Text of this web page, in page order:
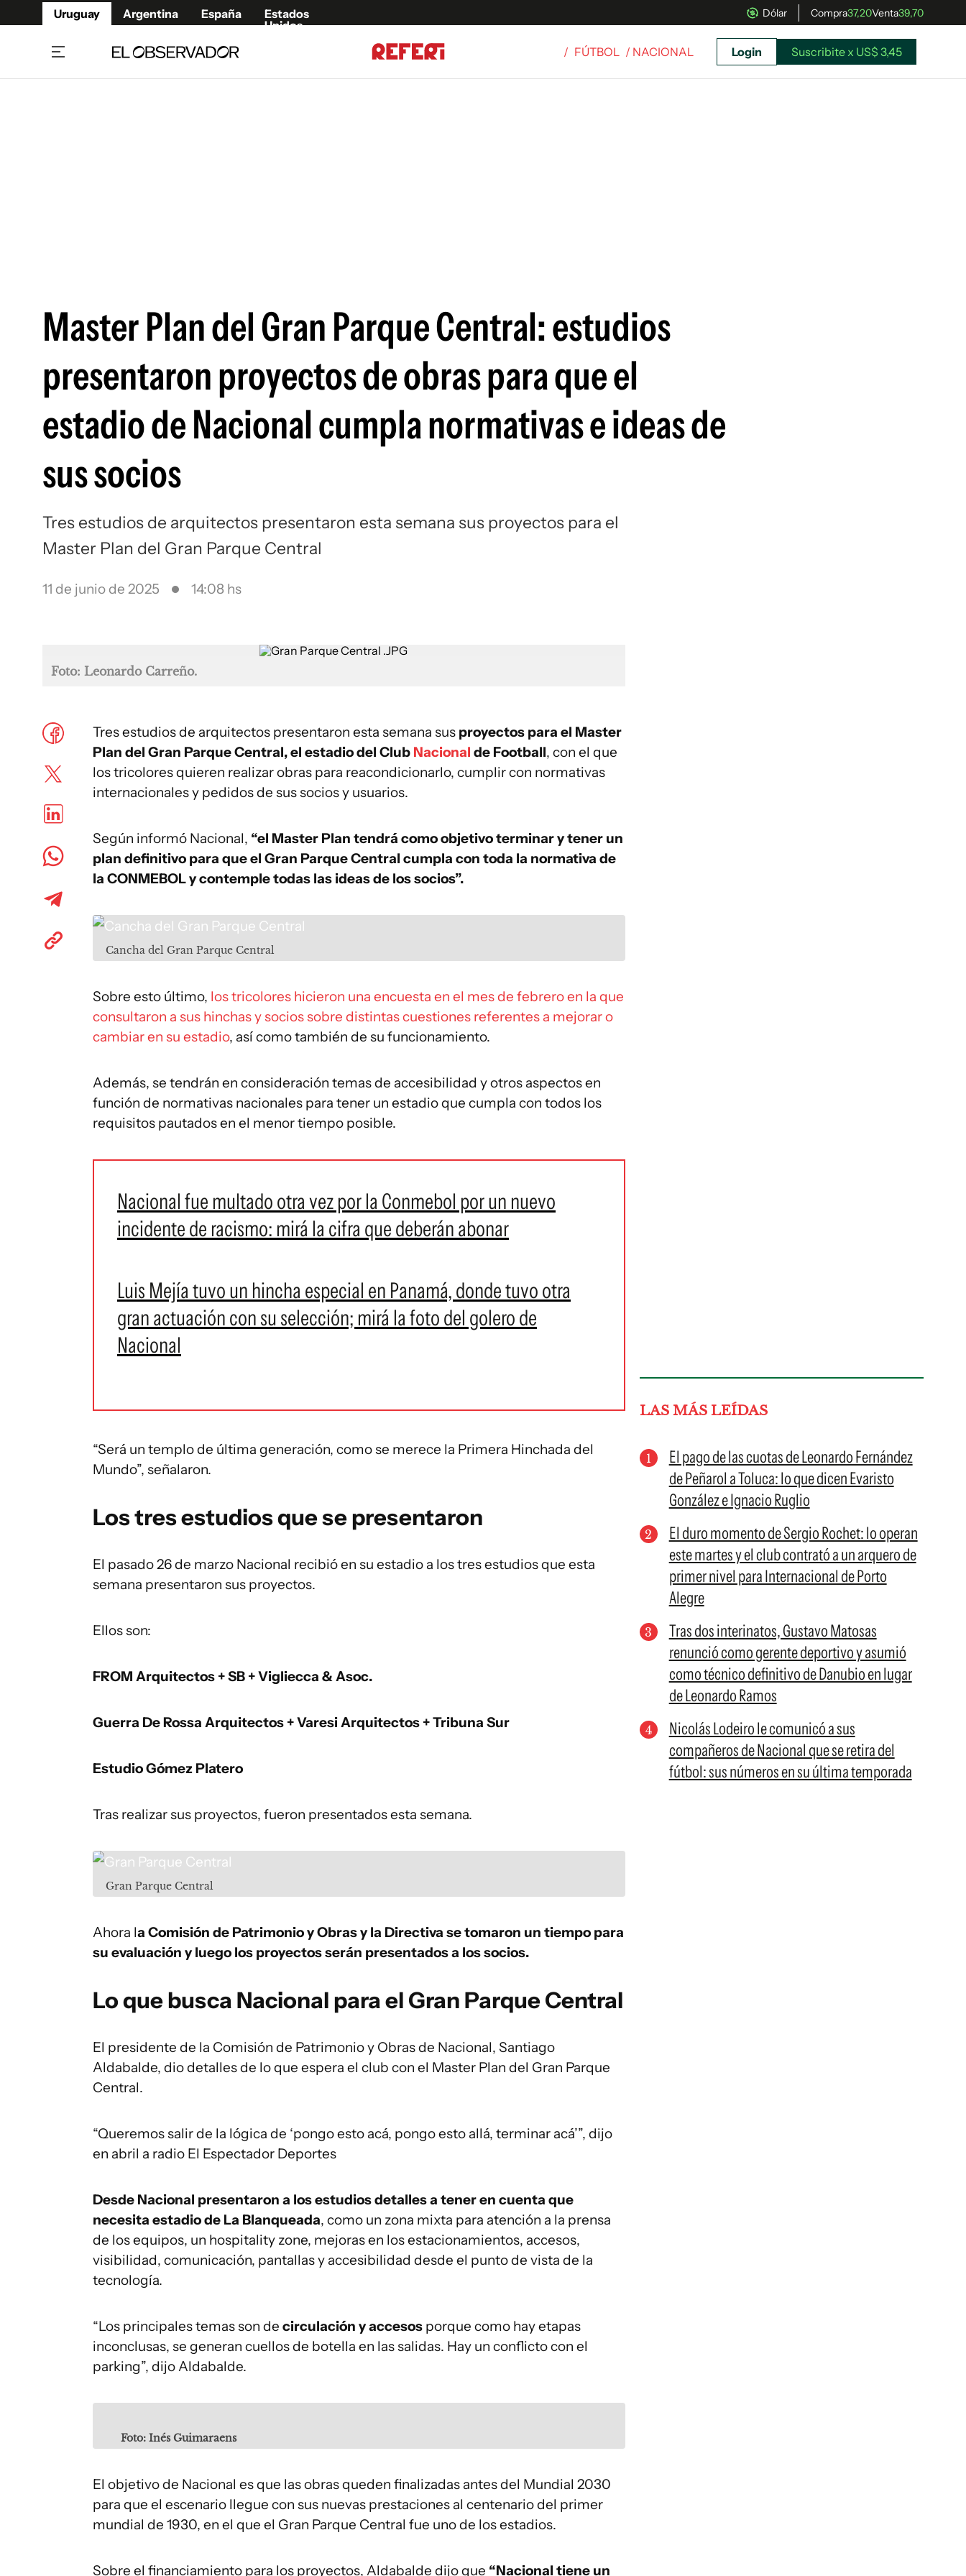
Uruguay Argentina España
Estados
Unidos
Dólar Compra37,20Venta39,70
Siguenos en:
/ FÚTBOL / NACIONAL Login Suscribite x US$ 3,45
Master Plan del Gran Parque Central: estudios
presentaron proyectos de obras para que el
estadio de Nacional cumpla normativas e ideas de
sus socios
Tres estudios de arquitectos presentaron esta semana sus proyectos para el
Master Plan del Gran Parque Central
11 de junio de 2025 14:08 hs
Foto: Leonardo Carreño.
Tres estudios de arquitectos presentaron esta semana sus proyectos para el Master
Plan del Gran Parque Central, el estadio del Club Nacional de Football, con el que
los tricolores quieren realizar obras para reacondicionarlo, cumplir con normativas
internacionales y pedidos de sus socios y usuarios.
Según informó Nacional, “el Master Plan tendrá como objetivo terminar y tener un
plan definitivo para que el Gran Parque Central cumpla con toda la normativa de
la CONMEBOL y contemple todas las ideas de los socios”.
Cancha del Gran Parque Central
Sobre esto último, los tricolores hicieron una encuesta en el mes de febrero en la que
consultaron a sus hinchas y socios sobre distintas cuestiones referentes a mejorar o
cambiar en su estadio, así como también de su funcionamiento.
Además, se tendrán en consideración temas de accesibilidad y otros aspectos en
función de normativas nacionales para tener un estadio que cumpla con todos los
requisitos pautados en el menor tiempo posible.
Nacional fue multado otra vez por la Conmebol por un nuevo
incidente de racismo: mirá la cifra que deberán abonar
Luis Mejía tuvo un hincha especial en Panamá, donde tuvo otra
gran actuación con su selección; mirá la foto del golero de
Nacional
“Será un templo de última generación, como se merece la Primera Hinchada del
Mundo”, señalaron.
Los tres estudios que se presentaron
El pasado 26 de marzo Nacional recibió en su estadio a los tres estudios que esta
semana presentaron sus proyectos.
Ellos son:
FROM Arquitectos + SB + Vigliecca & Asoc.
Guerra De Rossa Arquitectos + Varesi Arquitectos + Tribuna Sur
Estudio Gómez Platero
Tras realizar sus proyectos, fueron presentados esta semana.
Gran Parque Central
Ahora la Comisión de Patrimonio y Obras y la Directiva se tomaron un tiempo para
su evaluación y luego los proyectos serán presentados a los socios.
Lo que busca Nacional para el Gran Parque Central
El presidente de la Comisión de Patrimonio y Obras de Nacional, Santiago
Aldabalde, dio detalles de lo que espera el club con el Master Plan del Gran Parque
Central.
“Queremos salir de la lógica de ‘pongo esto acá, pongo esto allá, terminar acá’”, dijo
en abril a radio El Espectador Deportes
Desde Nacional presentaron a los estudios detalles a tener en cuenta que
necesita estadio de La Blanqueada, como un zona mixta para atención a la prensa
de los equipos, un hospitality zone, mejoras en los estacionamientos, accesos,
visibilidad, comunicación, pantallas y accesibilidad desde el punto de vista de la
tecnología.
“Los principales temas son de circulación y accesos porque como hay etapas
inconclusas, se generan cuellos de botella en las salidas. Hay un conflicto con el
parking”, dijo Aldabalde.
Foto: Inés Guimaraens
El objetivo de Nacional es que las obras queden finalizadas antes del Mundial 2030
para que el escenario llegue con sus nuevas prestaciones al centenario del primer
mundial de 1930, en el que el Gran Parque Central fue uno de los estadios.
Sobre el financiamiento para los proyectos, Aldabalde dijo que “Nacional tiene un
LAS MÁS LEÍDAS
El pago de las cuotas de Leonardo Fernández
de Peñarol a Toluca: lo que dicen Evaristo
González e Ignacio Ruglio
El duro momento de Sergio Rochet: lo operan
este martes y el club contrató a un arquero de
primer nivel para Internacional de Porto
Alegre
Tras dos interinatos, Gustavo Matosas
renunció como gerente deportivo y asumió
como técnico definitivo de Danubio en lugar
de Leonardo Ramos
Nicolás Lodeiro le comunicó a sus
compañeros de Nacional que se retira del
fútbol: sus números en su última temporada